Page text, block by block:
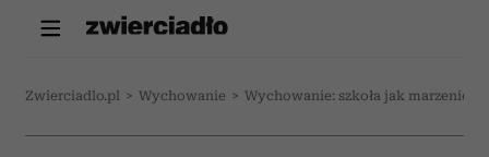
Zwierciadlo.pl > Wychowanie > Wychowanie: szkoła jak marzenie